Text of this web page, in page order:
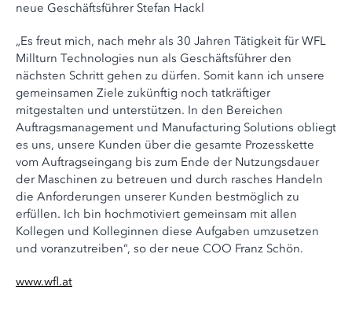
neue Geschäftsführer Stefan Hackl
„Es freut mich, nach mehr als 30 Jahren Tätigkeit für WFL
Millturn Technologies nun als Geschäftsführer den
nächsten Schritt gehen zu dürfen. Somit kann ich unsere
gemeinsamen Ziele zukünftig noch tatkräftiger
mitgestalten und unterstützen. In den Bereichen
Auftragsmanagement und Manufacturing Solutions obliegt
es uns, unsere Kunden über die gesamte Prozesskette
vom Auftragseingang bis zum Ende der Nutzungsdauer
der Maschinen zu betreuen und durch rasches Handeln
die Anforderungen unserer Kunden bestmöglich zu
erfüllen. Ich bin hochmotiviert gemeinsam mit allen
Kollegen und Kolleginnen diese Aufgaben umzusetzen
und voranzutreiben“, so der neue COO Franz Schön.
www.wfl.at